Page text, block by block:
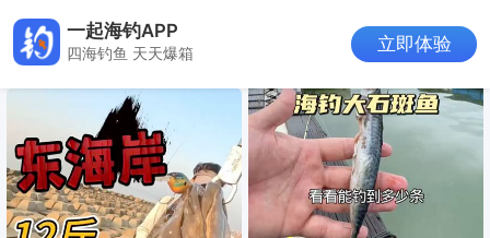
一起海钓APP
四海钓鱼 天天爆箱 立即体验